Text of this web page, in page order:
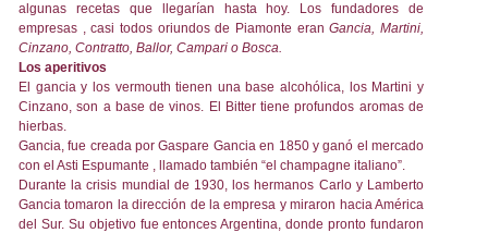
algunas recetas que llegarían hasta hoy. Los fundadores de
empresas , casi todos oriundos de Piamonte eran Gancia, Martini,
Cinzano, Contratto, Ballor, Campari o Bosca.
Los aperitivos
El gancia y los vermouth tienen una base alcohólica, los Martini y
Cinzano, son a base de vinos. El Bitter tiene profundos aromas de
hierbas.
Gancia, fue creada por Gaspare Gancia en 1850 y ganó el mercado
con el Asti Espumante , llamado también “el champagne italiano”.
Durante la crisis mundial de 1930, los hermanos Carlo y Lamberto
Gancia tomaron la dirección de la empresa y miraron hacia América
del Sur. Su objetivo fue entonces Argentina, donde pronto fundaron